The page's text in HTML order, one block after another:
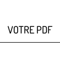
VOTRE PDF